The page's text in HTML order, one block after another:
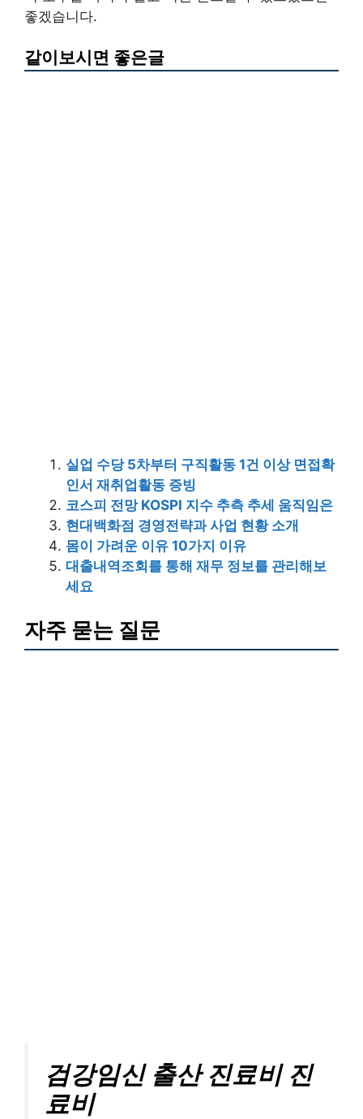
좋겠습니다.
같이보시면 좋은글
실업 수당 5차부터 구직활동 1건 이상 면접확
인서 재취업활동 증빙
코스피 전망 KOSPI 지수 추측 추세 움직임은
현대백화점 경영전략과 사업 현황 소개
몸이 가려운 이유 10가지 이유
대출내역조회를 통해 재무 정보를 관리해보
세요
자주 묻는 질문
검강임신 출산 진료비 진
료비